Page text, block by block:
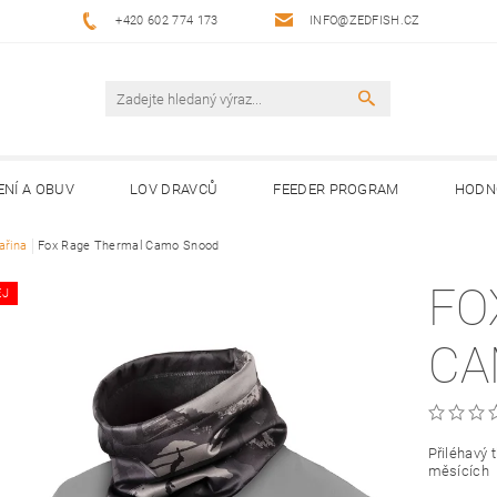
+420 602 774 173 INFO@ZEDFISH.CZ
A OBUV LOV DRAVCŮ FEEDER PROGRAM
Fox Rage Thermal Camo Snood
Přiléhavý
měsících